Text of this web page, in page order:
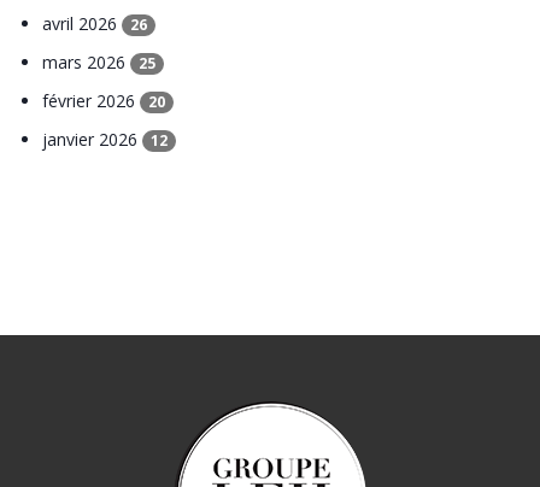
avril 2026 26
mars 2026 25
février 2026 20
janvier 2026 12